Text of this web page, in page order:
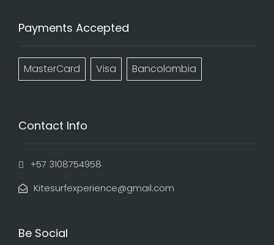
Payments Accepted
MasterCard Visa Bancolombia
Contact Info
+57 3108754958
Kitesurfexperience@gmail.com
Be Social